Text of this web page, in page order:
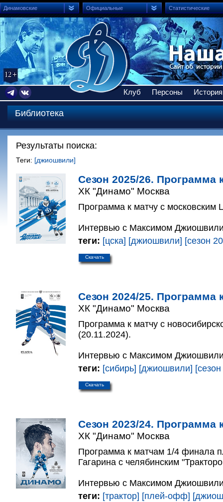
Динамовские Официальные Статистические
Клуб Персоны История
Библиотека
Результаты поиска:
Теги: [джиошвили]
Сезон 2025/26. Программа
ХК "Динамо" Москва
Программа к матчу с московским
Интервью с Максимом
теги: [цска] [джиошвили] [сезон
Скачать
Сезон 2024/25. Программа
ХК "Динамо" Москва
Программа к матчу с
(20.11.2024).
Интервью с Максимом
теги: [сибирь] [джиошвили]
Скачать
Сезон 2023/24. Программа
ХК "Динамо" Москва
Программа к матчам 1/4 финала
Гагарина с челябинским
Интервью с Максимом
теги: [трактор] [плей-офф]